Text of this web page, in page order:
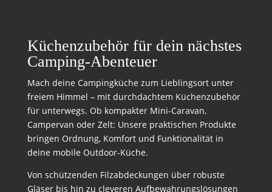
Küchenzubehör für dein nächstes
Camping-Abenteuer
Mach deine Campingküche zum Lieblingsort unter
freiem Himmel – mit durchdachtem Küchenzubehör
für unterwegs. Ob kompakter Mini-Caravan,
Campervan oder Zelt: Unsere praktischen Produkte
bringen Ordnung, Komfort und Funktionalität in
deine mobile Outdoor-Küche.
Von schützenden Filzabdeckungen über robuste
Gläser bis hin zu cleveren Aufbewahrungslösungen